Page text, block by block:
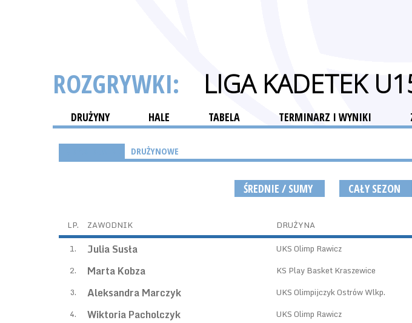
ROZGRYWKI: LIGA KADETEK
DRUŻYNY HALE TABELA TERMINARZ I WYNIKI
DRUŻYNOWE
ŚREDNIE / SUMY CAŁY SEZON
LP. ZAWODNIK DRUŻYNA
1.
Julia Susła UKS Olimp Rawicz
2.
Marta Kobza KS Play Basket Kraszewice
3.
Aleksandra Marczyk UKS Olimpijczyk Ostrów Wlkp.
4.
Wiktoria Pacholczyk UKS Olimp Rawicz